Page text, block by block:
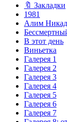
🔖 Закладки
1981
Алим
В этот день
Виньетка
Галерея 1
Галерея 2
Галерея 3
Галерея 4
Галерея 5
Галерея 6
Галерея 7